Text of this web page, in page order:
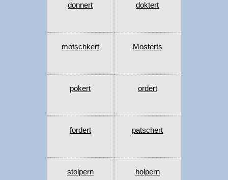
donnert doktert
motschkert Mosterts
pokert ordert
fordert patschert
stolpern holpern